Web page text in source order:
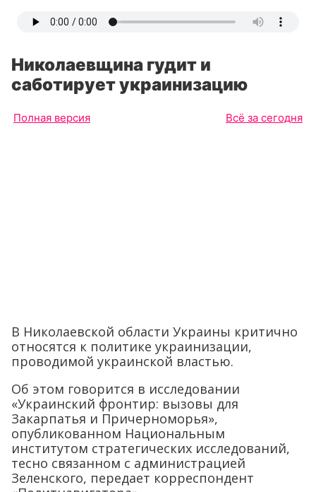
Николаевщина гудит и
саботирует украинизацию
Полная версия Всё за сегодня
В Николаевской области Украины критично
относятся к политике украинизации,
проводимой украинской властью.
Об этом говорится в исследовании
«Украинский фронтир: вызовы для
Закарпатья и Причерноморья»,
опубликованном Национальным
институтом стратегических исследований,
тесно связанном с администрацией
Зеленского, передает корреспондент